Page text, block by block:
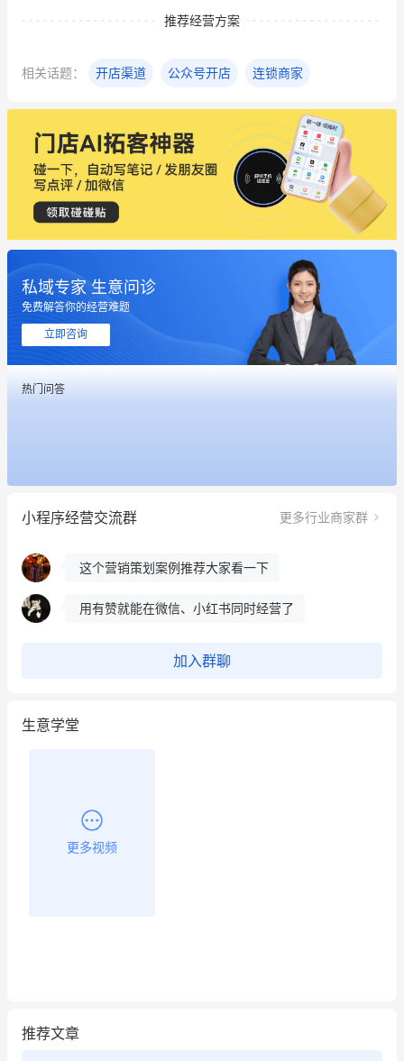
推荐经营方案
相关话题： 开店渠道 公众号开店 连锁商家
私域专家 生意问诊
免费解答你的经营难题
立即咨询
热门问答
小程序经营交流群 更多行业商家群
这个营销策划案例推荐大家看一下
昨晚的直播课程太好啦❤️
冰墩墩货源充足需要的联系我
这个营销策划案例推荐大家看一下
用有赞就能在微信、小红书同时经营了
加入群聊
生意学堂
更多视频
推荐文章